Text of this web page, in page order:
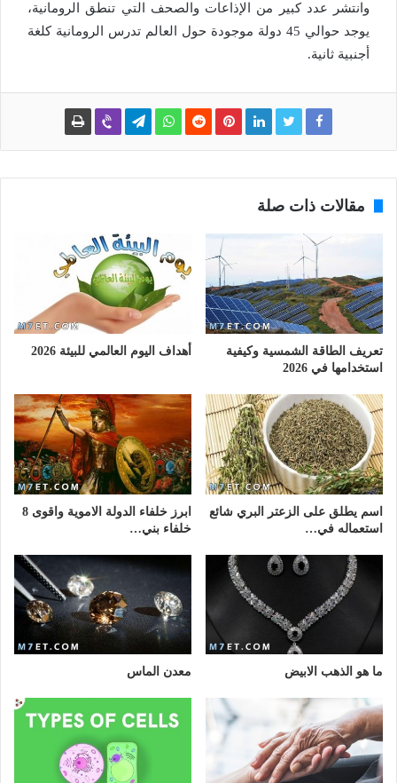
وانتشر عدد كبير من الإذاعات والصحف التي تنطق الرومانية،
يوجد حوالي 45 دولة موجودة حول العالم تدرس الرومانية كلغة
أجنبية ثانية.
مقالات ذات صلة
تعريف الطاقة الشمسية وكيفية
استخدامها في 2026
أهداف اليوم العالمي للبيئة 2026
اسم يطلق على الزعتر البري شائع
استعماله في…
ابرز خلفاء الدولة الاموية واقوى 8
خلفاء بني…
ما هو الذهب الابيض معدن الماس